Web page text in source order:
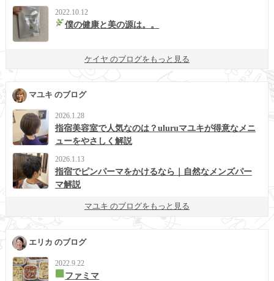
2022.10.12
僕の健康と美の源は。。
ケイヤ のブログをもっと見る
マユキ のブログ
2026.1.28
指宿美容室で人気なのは？uluruマユキが得意なメニ
ューをやさしく解説
2026.1.13
指宿でピンパーマをかけるなら｜自然なメンズパー
マ解説
マユキ のブログをもっと見る
エリカ のブログ
2022.9.22
ファミマ